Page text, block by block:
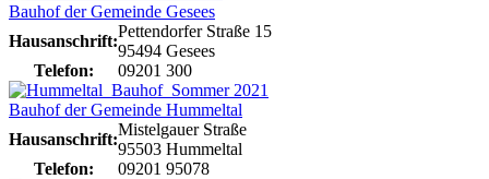
Bauhof der Gemeinde Gesees
Hausanschrift:
Pettendorfer Straße 15
95494 Gesees
Telefon:
09201 300
Bauhof der Gemeinde Hummeltal
Hausanschrift:
Mistelgauer Straße
95503 Hummeltal
Telefon:
09201 95078